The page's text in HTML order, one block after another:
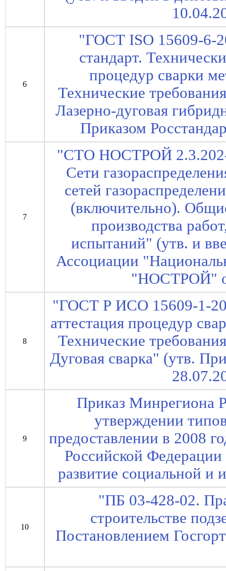
6
"ГОСТ ISO 15609-6-
стандарт.
процедур сварки
Технические
Лазерно-дуговая
Приказом
7
"СТО НОСТРОЙ 2.3.202-
Сети
сетей
(включительно).
производства
испытаний" (утв. и
Ассоциации
"НОСТРОЙ"
8
"ГОСТ Р ИСО 15609-1-
аттестация процедур
Технические
Дуговая сварка" (утв.
9
Приказ Минрегиона
утверждении
предоставлении в 2008
Российской
развитие социальной
10
"ПБ 03-428-02.
строительстве
Постановлением